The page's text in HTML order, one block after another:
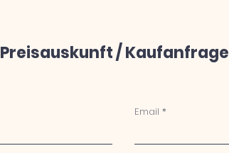
Preisauskunft / Kaufanfrage
Email